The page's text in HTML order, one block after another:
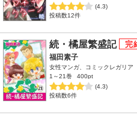
(4.3)
投稿数12件
続・橘屋繁盛記
福田素子
女性マンガ、コミックレガリア
1～21巻
400pt
(4.3)
投稿数6件